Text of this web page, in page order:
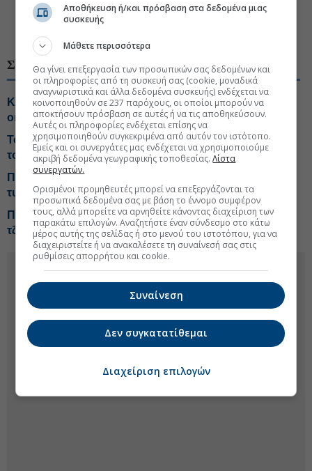
ΣΧΕΤΙΚΑ ΘΕΜΑΤΑ
Κατενάτσιο από Μάλτα στο σχέδιο ΕΕ για το φόρο στο
online στοίχημα
Το online στοίχημα εκτόξευσε στο 1,17 δισ. τα έσοδα
του Δημοσίου
Ποιες ηλικίες Ελλήνων είναι οι πιο «ενεργές» στα
τυχερά παιχνίδια
Πόσοι Ελληνες στρέφονται στον παράνομο τζόγο,
τζίρος 1,8 δισ. ευρώ
Αποθήκευση ή/και πρόσβαση στα δεδομένα μιας
συσκευής
Μάθετε περισσότερα
Θα γίνει επεξεργασία των προσωπικών σας δεδομένων και
οι πληροφορίες από τη συσκευή σας (cookie, μοναδικά
αναγνωριστικά και άλλα δεδομένα συσκευής) ενδέχεται να
κοινοποιηθούν σε 237 παρόχους, οι οποίοι μπορούν να
αποκτήσουν πρόσβαση σε αυτές ή να τις αποθηκεύσουν.
Αυτές οι πληροφορίες ενδέχεται επίσης να
χρησιμοποιηθούν συγκεκριμένα από αυτόν τον ιστότοπο.
Εμείς και οι συνεργάτες μας ενδέχεται να χρησιμοποιούμε
ακριβή δεδομένα γεωγραφικής τοποθεσίας.Λίστα
συνεργατών.
Ορισμένοι προμηθευτές μπορεί να επεξεργάζονται τα
προσωπικά δεδομένα σας με βάση το έννομο συμφέρον
τους, αλλά μπορείτε να αρνηθείτε κάνοντας διαχείριση των
παρακάτω επιλογών. Αναζητήστε έναν σύνδεσμο στο κάτω
μέρος αυτής της σελίδας ή στο μενού του ιστοτόπου, για να
διαχειριστείτε ή να ανακαλέσετε τη συναίνεσή σας στις
ρυθμίσεις απορρήτου και cookie.
Συναίνεση
Δεν συγκατατίθεμαι
Διαχείριση επιλογών